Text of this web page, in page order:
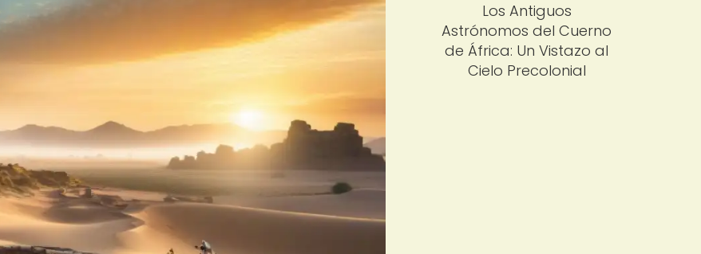
Los Antiguos
Astrónomos del Cuerno
de África: Un Vistazo al
Cielo Precolonial